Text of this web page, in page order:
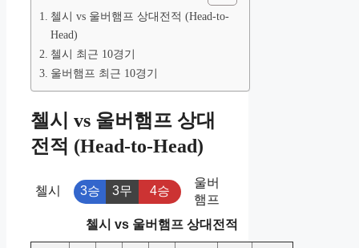
첼시 vs 울버햄프 상대전적 (Head-to-
Head)
첼시 최근 10경기
울버햄프 최근 10경기
첼시 vs 울버햄프 상대
전적 (Head-to-Head)
첼시 3승 3무 4승
울버
햄프
첼시 vs 울버햄프 상대전적